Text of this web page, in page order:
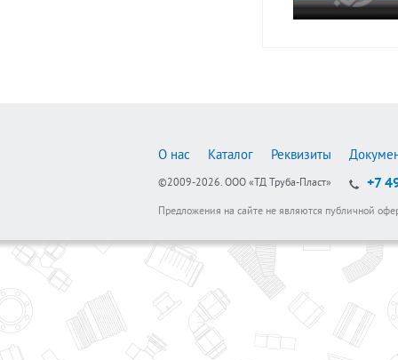
О нас Каталог Реквизиты
©2009-2026. ООО «ТД Труба-Пласт» +7
Предложения на сайте не являются публичной